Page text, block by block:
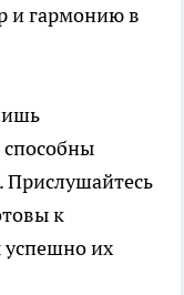
и гармонию в
способны
Прислушайтесь
к
их